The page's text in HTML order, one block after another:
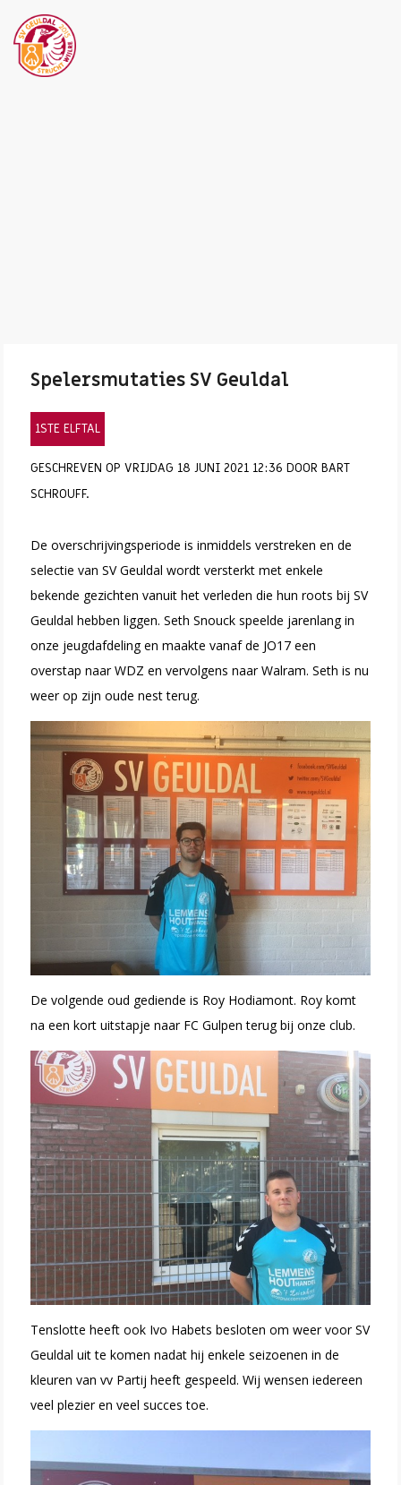
Spelersmutaties SV Geuldal
1STE ELFTAL
GESCHREVEN OP VRIJDAG 18 JUNI 2021 12:36 DOOR BART
SCHROUFF.
De overschrijvingsperiode is inmiddels verstreken en de
selectie van SV Geuldal wordt versterkt met enkele
bekende gezichten vanuit het verleden die hun roots bij SV
Geuldal hebben liggen. Seth Snouck speelde jarenlang in
onze jeugdafdeling en maakte vanaf de JO17 een
overstap naar WDZ en vervolgens naar Walram. Seth is nu
weer op zijn oude nest terug.
De volgende oud gediende is Roy Hodiamont. Roy komt
na een kort uitstapje naar FC Gulpen terug bij onze club.
Tenslotte heeft ook Ivo Habets besloten om weer voor SV
Geuldal uit te komen nadat hij enkele seizoenen in de
kleuren van vv Partij heeft gespeeld. Wij wensen iedereen
veel plezier en veel succes toe.